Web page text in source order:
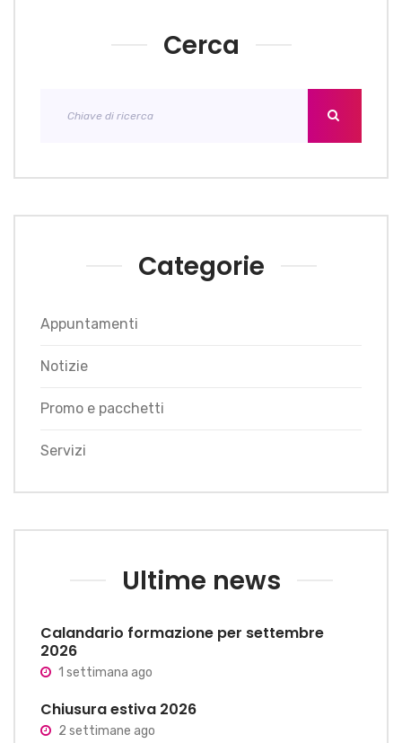
Cerca
Categorie
Appuntamenti
Notizie
Promo e pacchetti
Servizi
Ultime news
Calandario formazione per settembre
2026
1 settimana ago
Chiusura estiva 2026
2 settimane ago